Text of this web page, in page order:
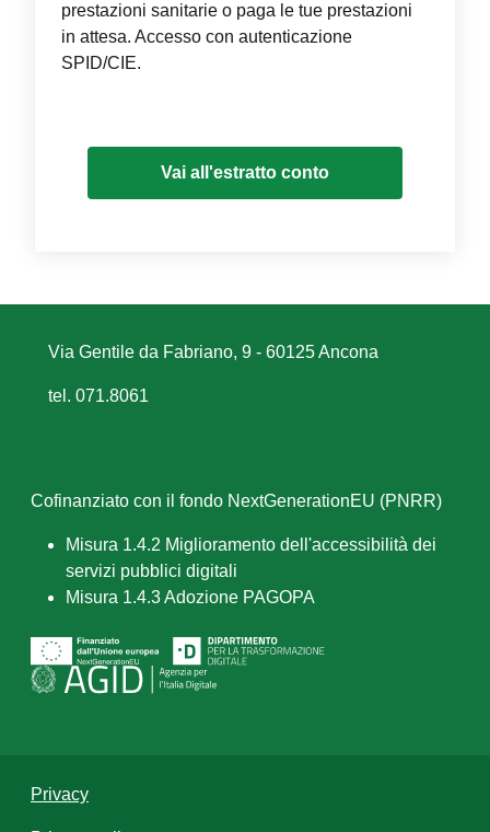
prestazioni sanitarie o paga le tue prestazioni
in attesa. Accesso con autenticazione
SPID/CIE.
Vai all'estratto conto
Via Gentile da Fabriano, 9 - 60125 Ancona
tel. 071.8061
Cofinanziato con il fondo NextGenerationEU (PNRR)
Misura 1.4.2 Miglioramento dell'accessibilità dei
servizi pubblici digitali
Misura 1.4.3 Adozione PAGOPA
Privacy